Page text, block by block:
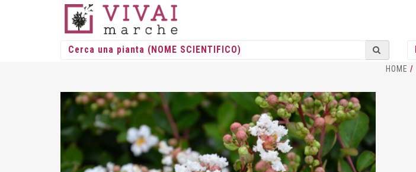
HOME /